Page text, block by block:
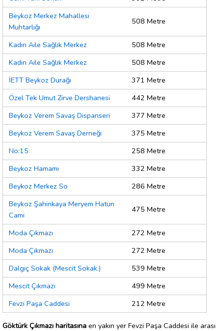
Beykoz Merkez Mahallesi
Muhtarlığı
508 Metre
Kadın Aile Sağlık Merkez
508 Metre
Kadın Aile Sağlık Merkez
508 Metre
İETT Beykoz Durağı
371 Metre
Özel Tek Umut Zirve Dershanesi
442 Metre
Beykoz Verem Savaş Dispanseri
377 Metre
Beykoz Verem Savaş Derneği
375 Metre
No:15
258 Metre
Beykoz Hamamı
332 Metre
Beykoz Merkez So
286 Metre
Beykoz Şahinkaya Meryem Hatun
Cami
475 Metre
Moda Çıkmazı
272 Metre
Moda Çıkmazı
272 Metre
Dalgıç Sokak (Mescit Sokak.)
539 Metre
Mescit Çıkmazı
499 Metre
Fevzi Paşa Caddesi
212 Metre
Göktürk Çıkmazı haritasına en yakın yer Fevzi Paşa Caddesi ile arası